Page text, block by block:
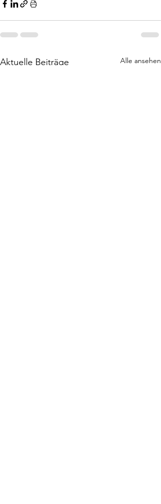
Aktuelle Beiträge Alle ansehen